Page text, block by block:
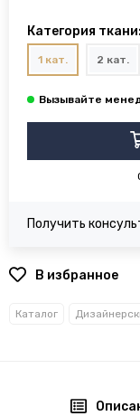
Категория ткани:
1 кат. 2 кат.
Получить
В избранное
Каталог